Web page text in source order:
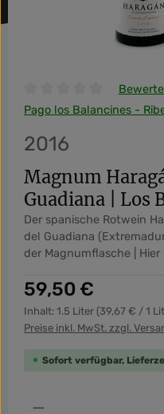
Durchschnittliche
Pago los Balancines -
2016
Magnum
Guadiana | Los
Der spanische Rotwein
del Guadiana
der Magnumflasche | Hier
Regulärer Preis:
59,50 €
Inhalt: 1.5 Liter (39,67 € / 1
Preise inkl. MwSt. zzgl.
Sofort verfügbar,
Produkt Anzahl: